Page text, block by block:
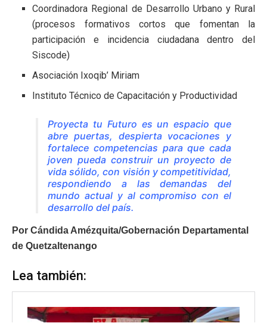
Coordinadora Regional de Desarrollo Urbano y Rural
(procesos formativos cortos que fomentan la
participación e incidencia ciudadana dentro del
Siscode)
Asociación Ixoqib’ Miriam
Instituto Técnico de Capacitación y Productividad
Proyecta tu Futuro es un espacio que
abre puertas, despierta vocaciones y
fortalece competencias para que cada
joven pueda construir un proyecto de
vida sólido, con visión y competitividad,
respondiendo a las demandas del
mundo actual y al compromiso con el
desarrollo del país.
Por Cándida Amézquita/Gobernación Departamental
de Quetzaltenango
Lea también: